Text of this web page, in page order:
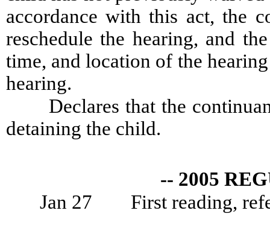
accordance with this act, the
reschedule the hearing, and
time, and location of the
hearing.
Declares that the
detaining the child.
-- 2005
Jan 27
First reading,